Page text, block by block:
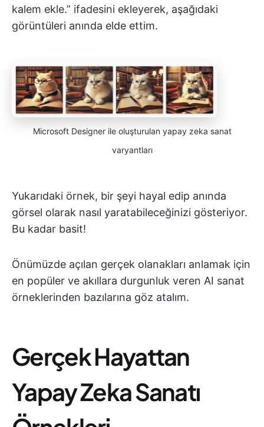
kalem ekle.” ifadesini ekleyerek, aşağıdaki
görüntüleri anında elde ettim.
Microsoft Designer ile oluşturulan yapay zeka sanat
varyantları
Yukarıdaki örnek, bir şeyi hayal edip anında
görsel olarak nasıl yaratabileceğinizi gösteriyor.
Bu kadar basit!
Önümüzde açılan gerçek olanakları anlamak için
en popüler ve akıllara durgunluk veren AI sanat
örneklerinden bazılarına göz atalım.
Gerçek Hayattan
Yapay Zeka Sanatı